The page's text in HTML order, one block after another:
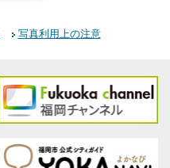
写真利用上の注意